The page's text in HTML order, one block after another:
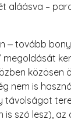
aláásva –
‒ tovább
közösen
nem is
távolságot
szó lesz), az